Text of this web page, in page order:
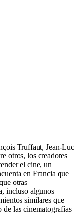
Truffaut, Jean-Luc
otros, los creadores
el cine, un
en Francia que
otras
incluso algunos
similares que
de las cinematografías